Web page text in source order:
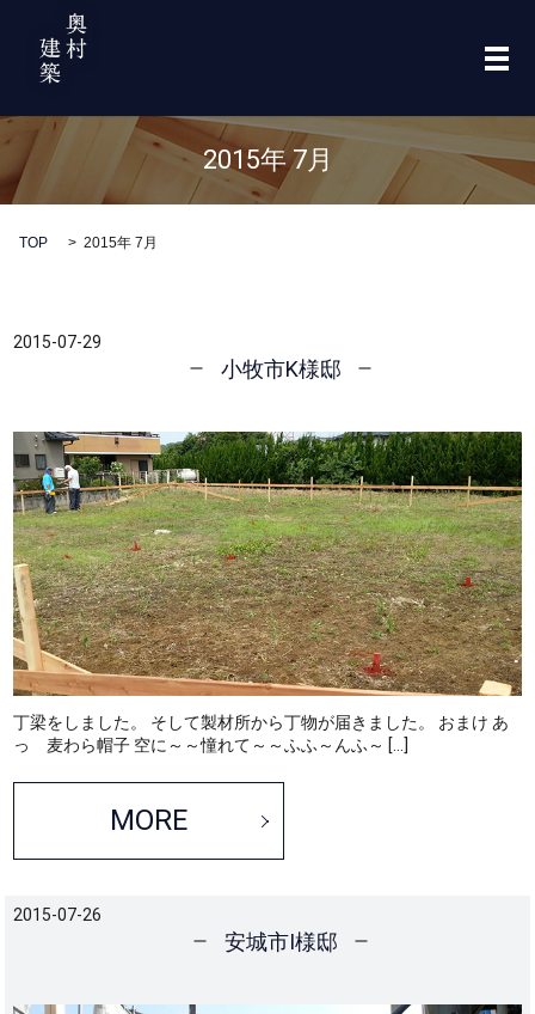
メ
2015年 7月
TOP 2015年 7月
2015-07-29
小牧市K様邸
丁梁をしました。 そして製材所から丁物が届きました。 おまけ あ
っ 麦わら帽子 空に～～憧れて～～ふふ～んふ～ […]
MORE
2015-07-26
安城市I様邸